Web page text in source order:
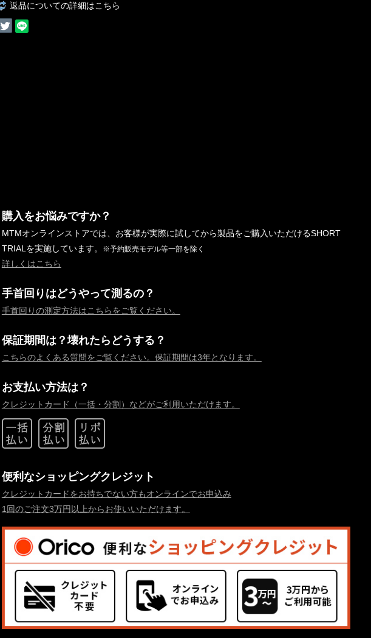
返品についての詳細はこちら
購入をお悩みですか？
MTMオンラインストアでは、お客様が実際に試してから製品をご購入いただけるSHORT
TRIALを実施しています。
※予約販売モデル等一部を除く
詳しくはこちら
手首回りはどうやって測るの？
手首回りの測定方法はこちらをご覧ください。
保証期間は？壊れたらどうする？
こちらのよくある質問をご覧ください。保証期間は3年となります。
お支払い方法は？
クレジットカード（一括・分割）などがご利用いただけます。
便利なショッピングクレジット
クレジットカードをお持ちでない方もオンラインでお申込み
1回のご注文3万円以上からお使いいただけます。